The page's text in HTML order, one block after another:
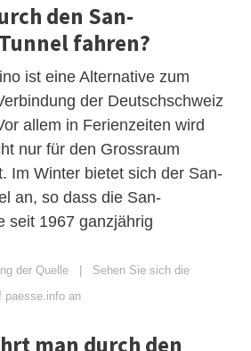
den San-
fahren?
ist eine Alternative zum
der Deutschschweiz
allem in Ferienzeiten wird
nur für den Grossraum
Im Winter bietet sich der San-
an, so dass die San-
seit 1967 ganzjährig
der Quelle
Sehen Sie sich die
paesse.info an
man durch den